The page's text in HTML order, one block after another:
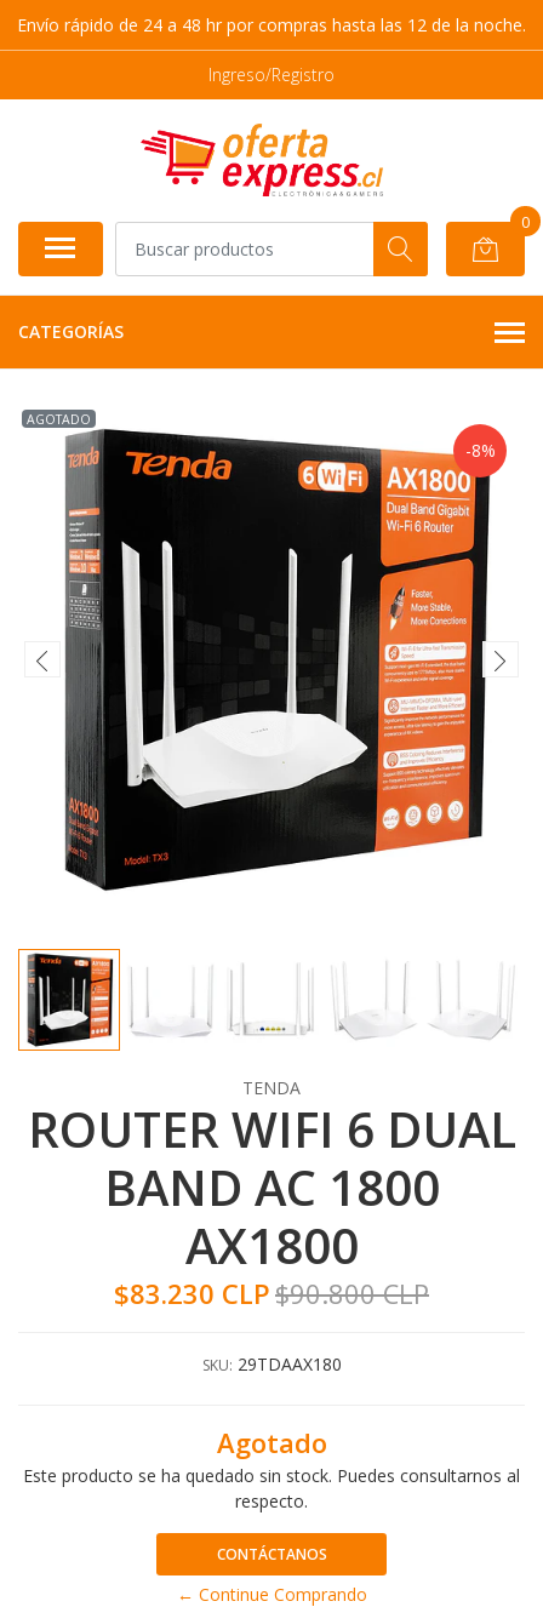
Envío rápido de 24 a 48 hr por compras hasta las 12 de la noche.
Ingreso/Registro
0
CATEGORÍAS
AGOTADO
-8%
TENDA
ROUTER WIFI 6 DUAL
BAND AC 1800
AX1800
$83.230 CLP$90.800 CLP
SKU: 29TDAAX180
Agotado
Este producto se ha quedado sin stock. Puedes consultarnos al
respecto.
CONTÁCTANOS
← Continue Comprando